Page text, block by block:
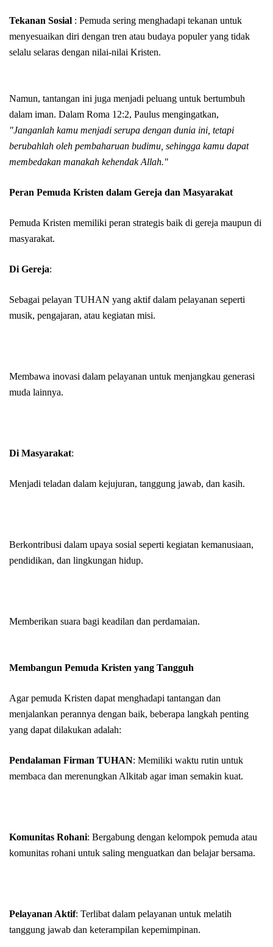
Tekanan Sosial : Pemuda sering menghadapi tekanan untuk
menyesuaikan diri dengan tren atau budaya populer yang tidak
selalu selaras dengan nilai-nilai Kristen.
Namun, tantangan ini juga menjadi peluang untuk bertumbuh
dalam iman. Dalam Roma 12:2, Paulus mengingatkan,
"Janganlah kamu menjadi serupa dengan dunia ini, tetapi
berubahlah oleh pembaharuan budimu, sehingga kamu dapat
membedakan manakah kehendak Allah."
Peran Pemuda Kristen dalam Gereja dan Masyarakat
Pemuda Kristen memiliki peran strategis baik di gereja maupun di
masyarakat.
Di Gereja:
Sebagai pelayan TUHAN yang aktif dalam pelayanan seperti
musik, pengajaran, atau kegiatan misi.
Membawa inovasi dalam pelayanan untuk menjangkau generasi
muda lainnya.
Di Masyarakat:
Menjadi teladan dalam kejujuran, tanggung jawab, dan kasih.
Berkontribusi dalam upaya sosial seperti kegiatan kemanusiaan,
pendidikan, dan lingkungan hidup.
Memberikan suara bagi keadilan dan perdamaian.
Membangun Pemuda Kristen yang Tangguh
Agar pemuda Kristen dapat menghadapi tantangan dan
menjalankan perannya dengan baik, beberapa langkah penting
yang dapat dilakukan adalah:
Pendalaman Firman TUHAN: Memiliki waktu rutin untuk
membaca dan merenungkan Alkitab agar iman semakin kuat.
Komunitas Rohani: Bergabung dengan kelompok pemuda atau
komunitas rohani untuk saling menguatkan dan belajar bersama.
Pelayanan Aktif: Terlibat dalam pelayanan untuk melatih
tanggung jawab dan keterampilan kepemimpinan.